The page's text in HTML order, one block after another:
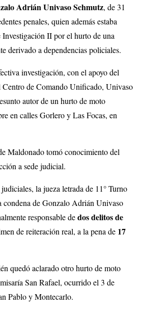
Adrián Univaso Schmutz, de 31
penales, quien además estaba
II por el hurto de una
derivado a dependencias policiales.
investigación, con el apoyo del
de Comando Unificado, Univaso
autor de un hurto de moto
en calles Gorlero y Las Focas, en
Maldonado tomó conocimiento del
a sede judicial.
la jueza letrada de 11° Turno
condena de Gonzalo Adrián Univaso
responsable dedos delitos de
de reiteración real, a la pena de 17
quedó aclarado otro hurto de moto
San Rafael, ocurrido el 3 de
Pablo y Montecarlo.